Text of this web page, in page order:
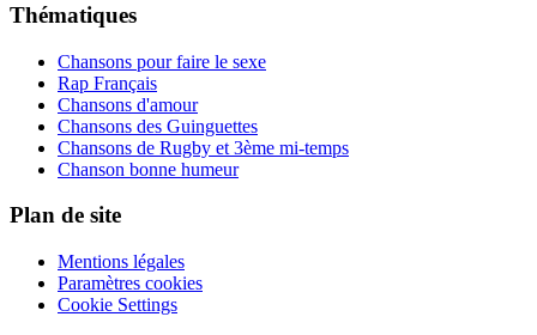
Thématiques
Chansons pour faire le sexe
Rap Français
Chansons d'amour
Chansons des Guinguettes
Chansons de Rugby et 3ème mi-temps
Chanson bonne humeur
Plan de site
Mentions légales
Paramètres cookies
Cookie Settings